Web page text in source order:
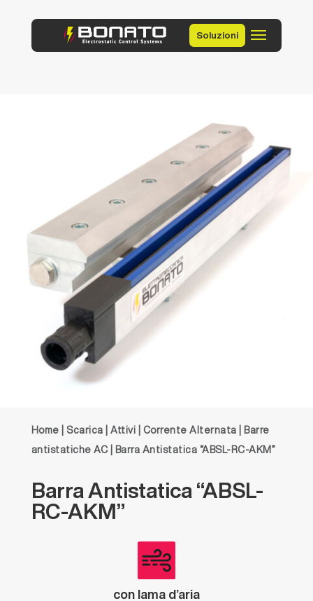
Soluzioni
Home Scarica |Attivi Corrente Alternata
Barre
antistatiche AC | Barra Antistatica “ABSL-RC-AKM”
Barra Antistatica “ABSL-
RC-AKM”
con lama d’aria